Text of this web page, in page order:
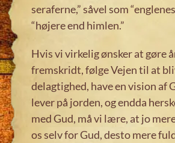
seraferne,” såvel som
“højere end himlen.”
Hvis vi virkelig ønsker at gøre
fremskridt, følge Vejen til at
delagtighed, have en vision af
lever på jorden, og endda
med Gud, må vi lære, at jo
os selv for Gud, desto mere